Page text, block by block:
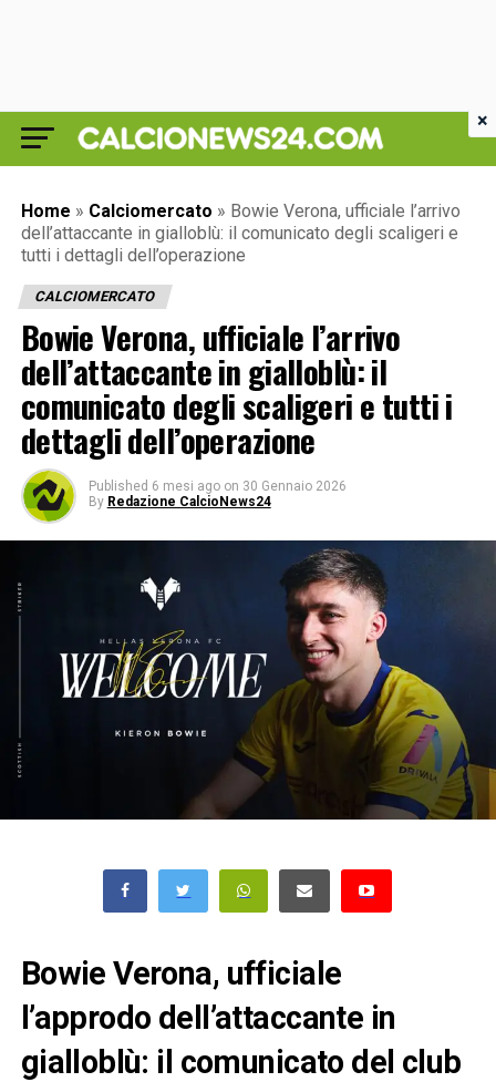
Home » Calciomercato » Bowie Verona, ufficiale l’arrivo
dell’attaccante in gialloblù: il comunicato degli scaligeri e
tutti i dettagli dell’operazione
CALCIOMERCATO
Bowie Verona, ufficiale l’arrivo
dell’attaccante in gialloblù: il
comunicato degli scaligeri e tutti i
dettagli dell’operazione
Published 6 mesi ago on 30 Gennaio 2026
By Redazione CalcioNews24
Bowie Verona, ufficiale
l’approdo dell’attaccante in
gialloblù: il comunicato del club
×